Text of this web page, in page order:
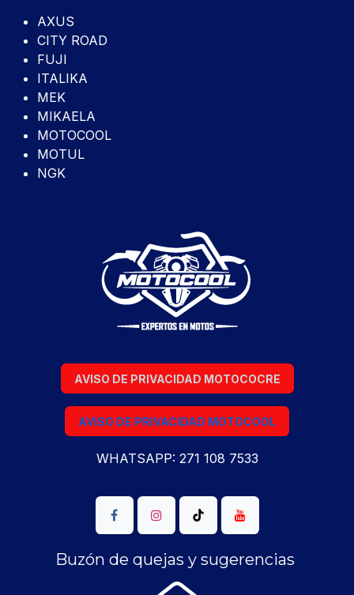
AXUS
CITY ROAD
FUJI
ITALIKA
MEK
MIKAELA
MOTOCOOL
MOTUL
NGK
AVISO DE PRIVACIDAD MOTOCOCRE
AVISO DE PRIVACIDAD MOTOCOOL
WHATSAPP: 271 108 7533
Buzón de quejas y sugerencias